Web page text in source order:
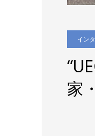
イン
家